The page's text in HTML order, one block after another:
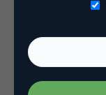
Kopieer link